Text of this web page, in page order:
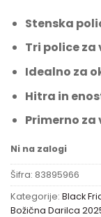
Stenska
Tri police
Idealno za
Hitra in
Primerno
Ni na zalogi
Šifra: 83895966
Kategorije: Black
Božična Darilca